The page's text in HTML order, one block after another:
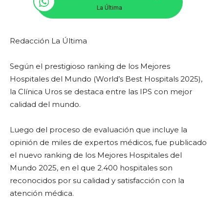
La Última
Redacción La Última
Según el prestigioso ranking de los Mejores
Hospitales del Mundo (World’s Best Hospitals 2025),
la Clínica Uros se destaca entre las IPS con mejor
calidad del mundo.
Luego del proceso de evaluación que incluye la
opinión de miles de expertos médicos, fue publicado
el nuevo ranking de los Mejores Hospitales del
Mundo 2025, en el que 2.400 hospitales son
reconocidos por su calidad y satisfacción con la
atención médica.